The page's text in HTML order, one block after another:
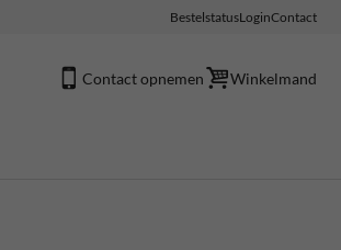
BestelstatusLoginContact
Contact opnemen Winkelmand